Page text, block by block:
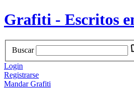
Grafiti - Escritos
Buscar
Login
Registrarse
Mandar Grafiti